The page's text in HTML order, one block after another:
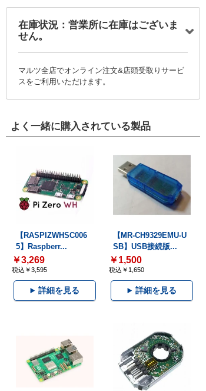
在庫状況：営業所に在庫はございま
せん。
マルツ全店でオンライン注文&店頭受取りサービ
スをご利用いただけます。
よく一緒に購入されている製品
【RASPIZWHSC006
5】Raspberr...
￥3,269
税込￥3,595
詳細を見る
【MR-CH9329EMU-U
SB】USB接続版...
￥1,500
税込￥1,650
詳細を見る